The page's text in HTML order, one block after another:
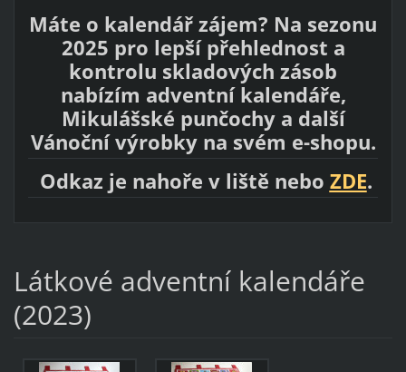
Máte o kalendář zájem? Na sezonu
2025 pro lepší přehlednost a
kontrolu skladových zásob
nabízím adventní kalendáře,
Mikulášské punčochy a další
Vánoční výrobky na svém e-shopu.
Odkaz je nahoře v liště nebo ZDE.
Látkové adventní kalendáře
(2023)